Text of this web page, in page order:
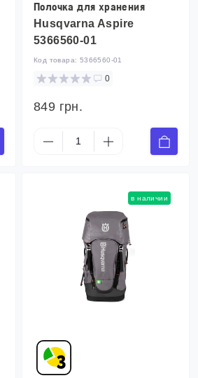
Полочка для хранения
Husqvarna Aspire
5366560-01
Код товара: 5366560-01
0
849 грн.
в наличии